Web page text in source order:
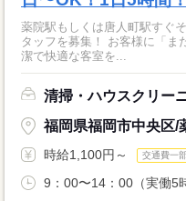
薬院駅もしくは唐人町駅すぐ
タッフを募集！ お客様に「また泊まりたい」と思っていただける 清
潔で快適な客室を...
清掃・ハウスクリー
福岡県福岡市中央区/
時給1,100円～ 交通費一
9：00〜14：00（実働5